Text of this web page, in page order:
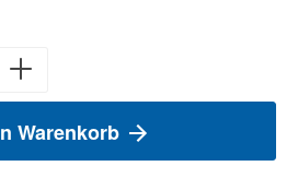
Warenkorb